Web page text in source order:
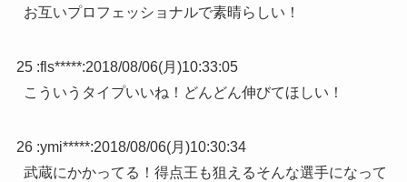
お互いプロフェッショナルで素晴らしい！
25 :fls*****:2018/08/06(月)10:33:05
こういうタイプいいね！どんどん伸びてほしい！
26 :ymi*****:2018/08/06(月)10:30:34
武蔵にかかってる！得点王も狙えるそんな選手になって